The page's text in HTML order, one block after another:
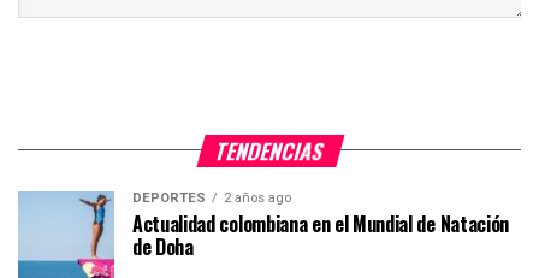
TENDENCIAS
DEPORTES 2 años ago
Actualidad colombiana en el Mundial de Natación
de Doha